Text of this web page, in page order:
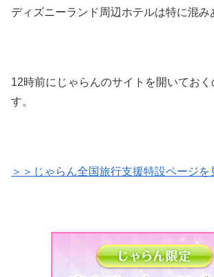
ディズニーランド周辺ホテルは特に混み
12時前にじゃらんのサイトを開いてお
す。
＞＞じゃらん全国旅行支援特設ページを